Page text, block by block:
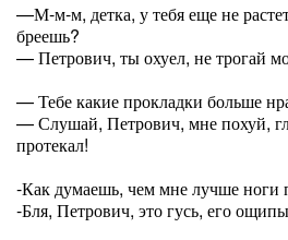
—М-м-м, детка, у тебя еще не
бреешь?
— Петрович, ты охуел, не трогай
— Тебе какие прокладки больше
— Слушай, Петрович, мне похуй,
протекал!
-Как думаешь, чем мне лучше ноги
-Бля, Петрович, это гусь, его